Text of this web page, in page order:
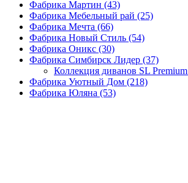
Фабрика Мартин (43)
Фабрика Мебельный рай (25)
Фабрика Мечта (66)
Фабрика Новый Стиль (54)
Фабрика Оникс (30)
Фабрика Симбирск Лидер (37)
Коллекция диванов SL Premium
Фабрика Уютный Дом (218)
Фабрика Юляна (53)